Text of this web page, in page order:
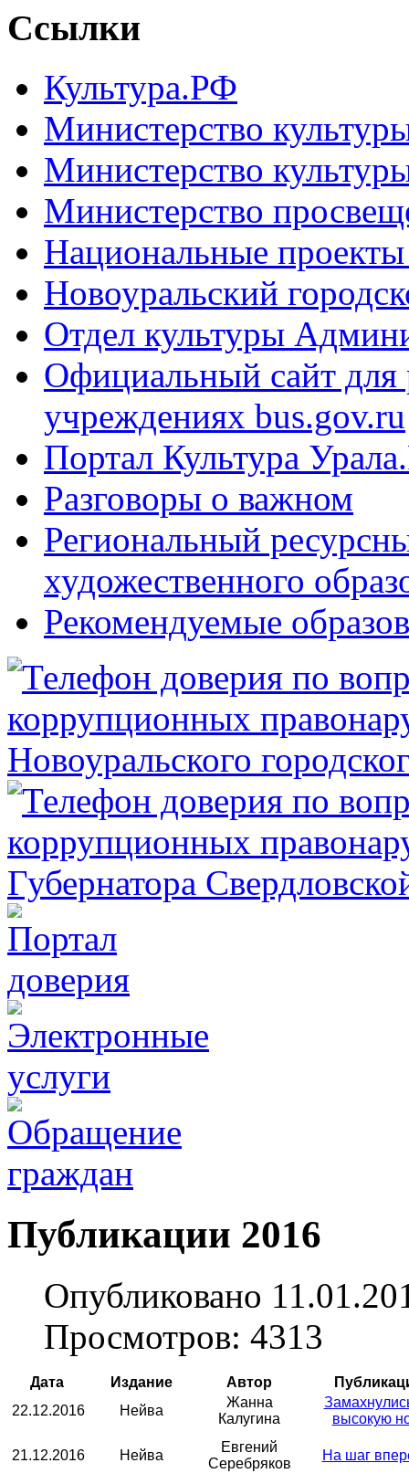
Ссылки
Культура.РФ
Министерство
Министерство
Министерство
Национальные
Новоуральский
Отдел культуры
Официальный сайт
учреждениях bus.gov.ru
Портал Культура
Разговоры о важном
Региональный
художественного
Рекомендуемые
Публикации 2016
Опубликовано
Просмотров: 4313
Дата Издание Автор
22.12.2016
Нейва
Жанна
Калугина
высокую
21.12.2016 Нейва
Евгений
Серебряков
На шаг